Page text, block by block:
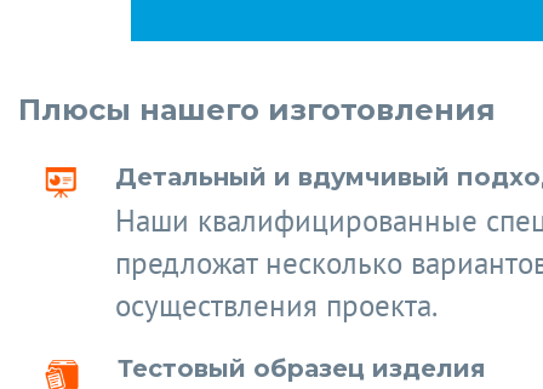
Плюсы нашего изготовления
Детальный и вдумчивый
Наши квалифицированные
предложат несколько
осуществления проекта.
Тестовый образец изделия